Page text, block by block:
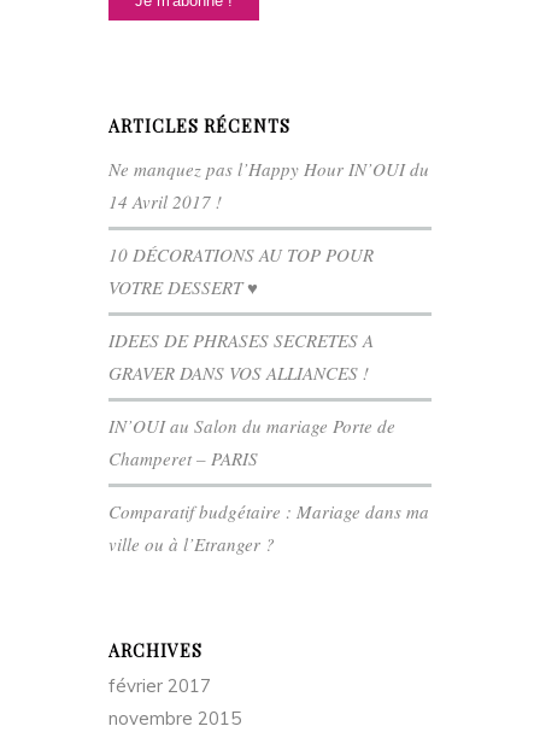
ARTICLES RÉCENTS
Ne manquez pas l’Happy Hour IN’OUI du
14 Avril 2017 !
10 DÉCORATIONS AU TOP POUR
VOTRE DESSERT ♥
IDEES DE PHRASES SECRETES A
GRAVER DANS VOS ALLIANCES !
IN’OUI au Salon du mariage Porte de
Champeret – PARIS
Comparatif budgétaire : Mariage dans ma
ville ou à l’Etranger ?
ARCHIVES
février 2017
novembre 2015